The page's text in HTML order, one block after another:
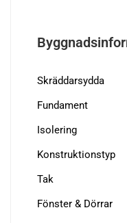
Skräddarsydda
Fundament
Isolering
Konstruktionstyp
Tak
Fönster & Dörrar